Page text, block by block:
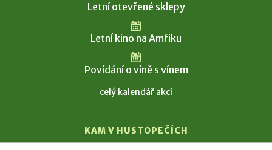
Letní otevřené sklepy
Letní kino na Amfiku
Povídání o víně s vínem
celý kalendář akcí
KAM V HUSTOPEČÍCH